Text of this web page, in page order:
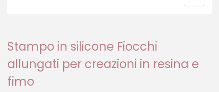
Stampo in silicone Fiocchi
allungati per creazioni in resina e
fimo